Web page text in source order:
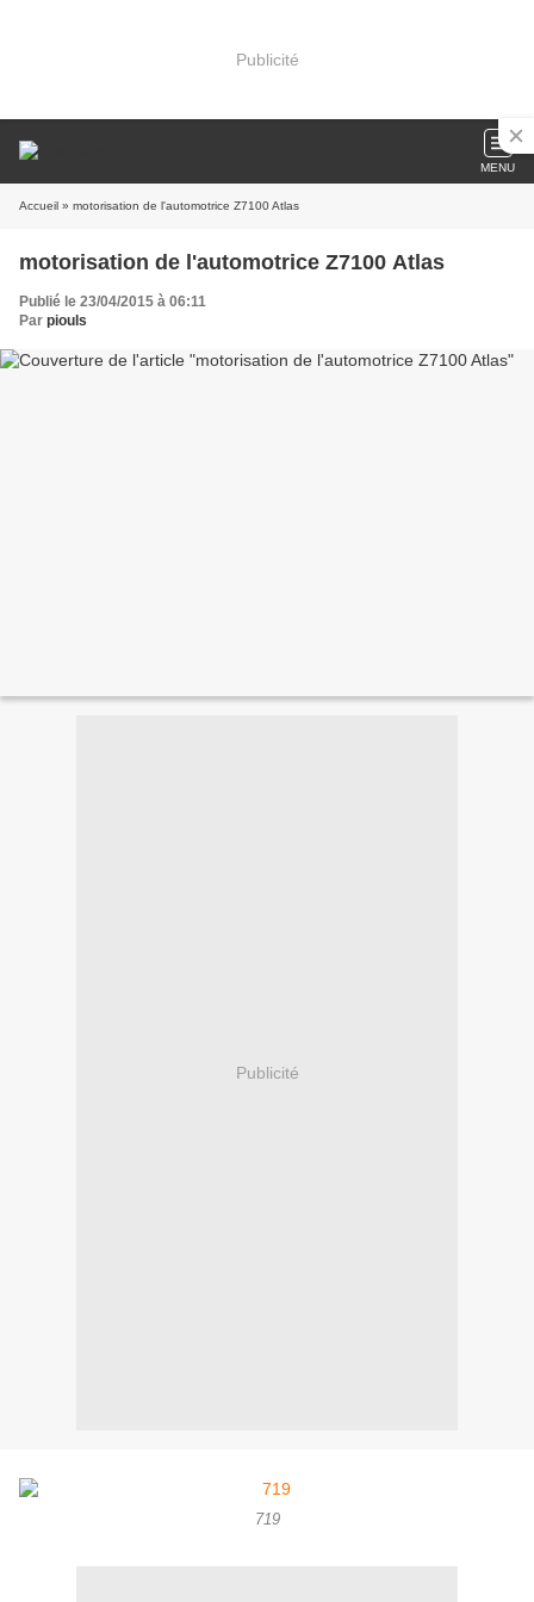
Publicité
MENU
Accueil » motorisation de l'automotrice Z7100 Atlas
motorisation de l'automotrice Z7100 Atlas
Publié le 23/04/2015 à 06:11
Par piouls
Publicité
719